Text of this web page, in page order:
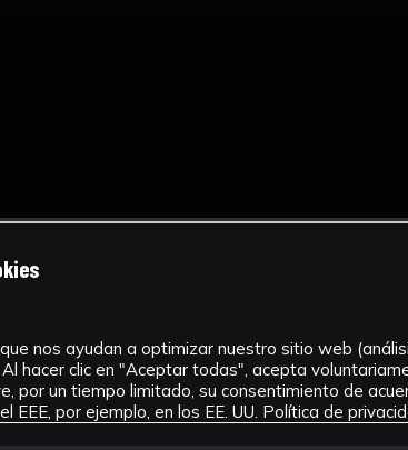
nos ayudan a optimizar nuestro sitio web
hacer clic en "Aceptar todas", acepta
por un tiempo limitado, su consentimiento de
por ejemplo, en los EE. UU. Política de